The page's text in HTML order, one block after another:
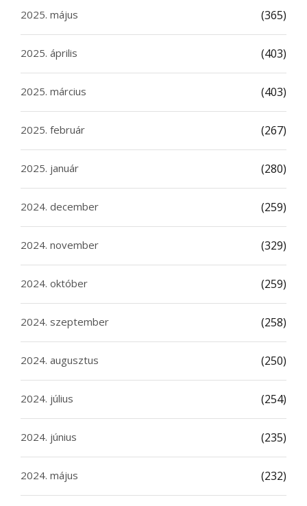
2025. május (365)
2025. április (403)
2025. március (403)
2025. február (267)
2025. január (280)
2024. december (259)
2024. november (329)
2024. október (259)
2024. szeptember (258)
2024. augusztus (250)
2024. július (254)
2024. június (235)
2024. május (232)